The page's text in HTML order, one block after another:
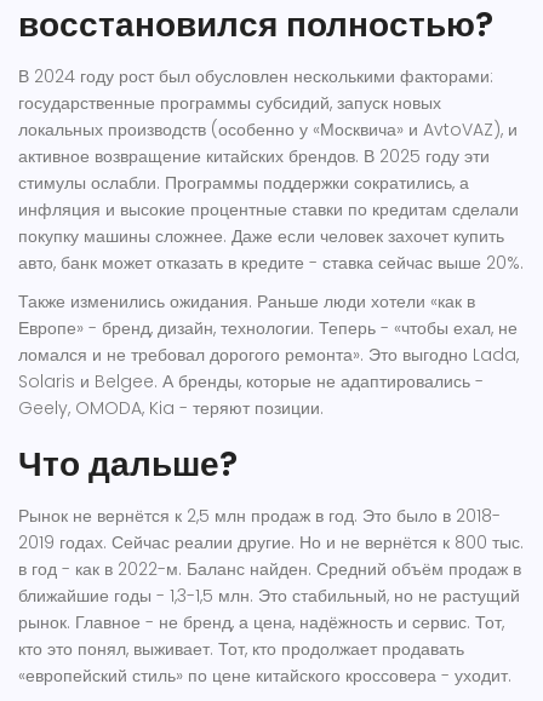
восстановился полностью?
В 2024 году рост был обусловлен несколькими факторами:
государственные программы субсидий, запуск новых
локальных производств (особенно у «Москвича» и AvtoVAZ), и
активное возвращение китайских брендов. В 2025 году эти
стимулы ослабли. Программы поддержки сократились, а
инфляция и высокие процентные ставки по кредитам сделали
покупку машины сложнее. Даже если человек захочет купить
авто, банк может отказать в кредите - ставка сейчас выше 20%.
Также изменились ожидания. Раньше люди хотели «как в
Европе» - бренд, дизайн, технологии. Теперь - «чтобы ехал, не
ломался и не требовал дорогого ремонта». Это выгодно Lada,
Solaris и Belgee. А бренды, которые не адаптировались -
Geely, OMODA, Kia - теряют позиции.
Что дальше?
Рынок не вернётся к 2,5 млн продаж в год. Это было в 2018-
2019 годах. Сейчас реалии другие. Но и не вернётся к 800 тыс.
в год - как в 2022-м. Баланс найден. Средний объём продаж в
ближайшие годы - 1,3-1,5 млн. Это стабильный, но не растущий
рынок. Главное - не бренд, а цена, надёжность и сервис. Тот,
кто это понял, выживает. Тот, кто продолжает продавать
«европейский стиль» по цене китайского кроссовера - уходит.